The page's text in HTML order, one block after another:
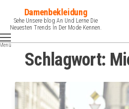
Inhalt
springen
Damenbekleidung
Sehe Unsere blog An Und Lerne Die
Neuesten Trends In Der Mode Kennen.
Schlagwort: